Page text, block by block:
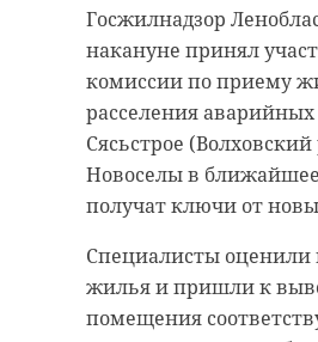
Госжилнадзор
накануне принял
комиссии по приему
расселения
Сясьстрое
Новоселы в
получат ключи от
Специалисты оценили
жилья и пришли к
помещения
Сотрудники комитета
транспорту
Леноблтранса провели
в исторически важном
порядок привели
"Синявинские высоты".
Собравшиеся
территорию от старой
мусора. С мемориала
Ночью в пятницу, 25
Петербурге у станции
"Маяковская"
летнего пьяного
Агрессор угрожал
летней прохожей.
Как сообщили в пресс-
вневедомственной
Петербургу и
злоумышленник